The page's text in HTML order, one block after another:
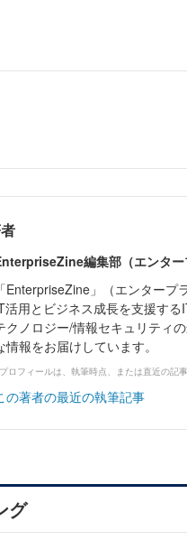
編集部（エンター
「EnterpriseZine」（エンター
活用とビジネス成長を支援す
クノロジー/情報セキュリティ
情報をお届けしています。
ロフィールは、執筆時点、または直近の記
の著者の最近の執筆記事
グ